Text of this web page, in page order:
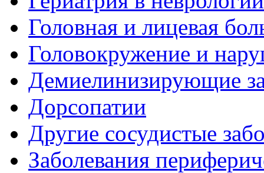
Головная и лицевая
Головокружение и
Демиелинизирующие
Дорсопатии
Другие сосудистые
Заболевания